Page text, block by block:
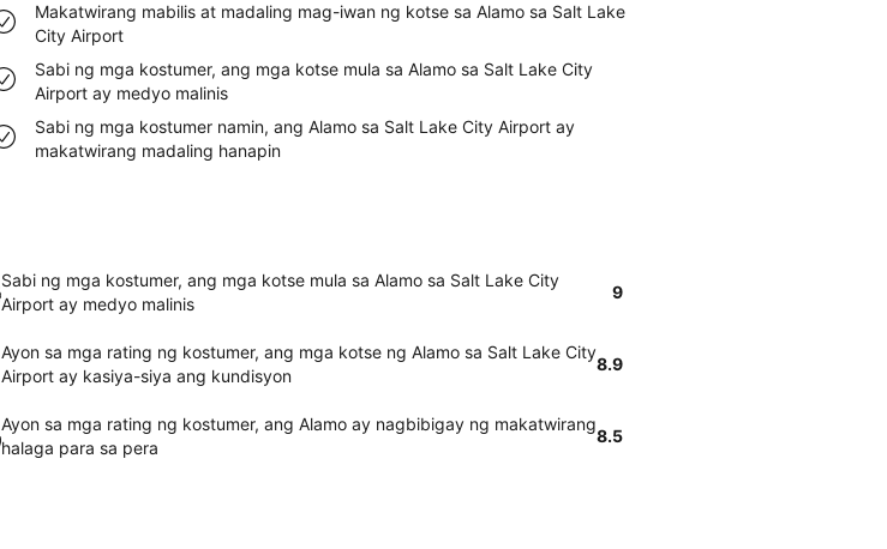
Makatwirang mabilis at madaling mag-iwan ng kotse sa Alamo sa Salt Lake
City Airport
Sabi ng mga kostumer, ang mga kotse mula sa Alamo sa Salt Lake City
Airport ay medyo malinis
Sabi ng mga kostumer namin, ang Alamo sa Salt Lake City Airport ay
makatwirang madaling hanapin
Sabi ng mga kostumer, ang mga kotse mula sa Alamo sa Salt Lake City
Airport ay medyo malinis
9
Ayon sa mga rating ng kostumer, ang mga kotse ng Alamo sa Salt Lake City
Airport ay kasiya-siya ang kundisyon
8.9
Ayon sa mga rating ng kostumer, ang Alamo ay nagbibigay ng makatwirang
halaga para sa pera
8.5